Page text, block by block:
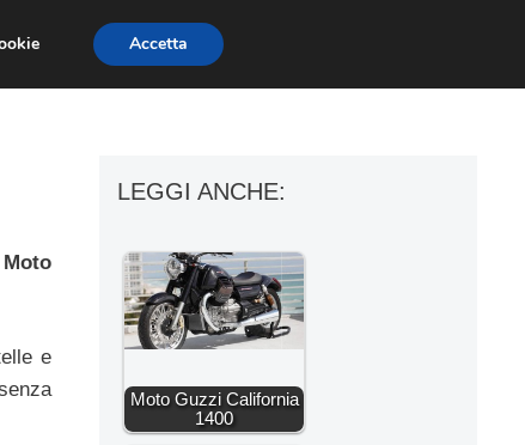
MOTO MOTO GP
Moto
e
LEGGI ANCHE:
Moto Guzzi California
1400
Accetta